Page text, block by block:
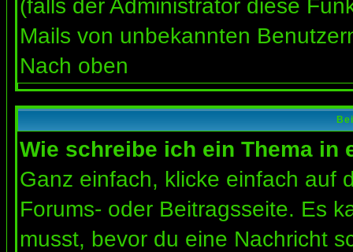
(falls der Administrator diese
Mails von unbekannten
Nach oben
Wie schreibe ich ein Thema in
Ganz einfach, klicke einfach auf
Forums- oder Beitragsseite. Es
musst, bevor du eine Nachricht